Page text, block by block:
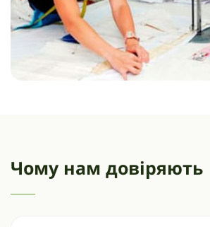
Чому нам довіряють